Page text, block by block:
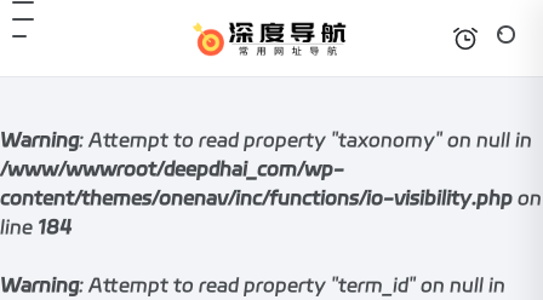
Warning: Attempt to read property "taxonomy" on null in
/www/wwwroot/deepdhai_com/wp-
content/themes/onenav/inc/functions/io-visibility.php on
line 184
Warning: Attempt to read property "term_id" on null in